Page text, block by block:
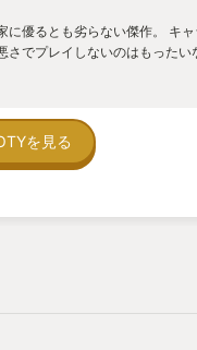
に優るとも劣らない傑作。 キ
さでプレイしないのはもったい
を見る